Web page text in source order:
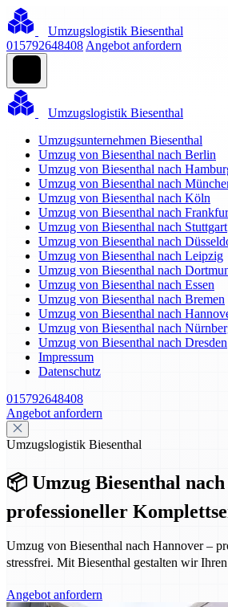
Umzugslogistik Biesenthal
015792648408 Angebot anfordern
Umzugslogistik Biesenthal
Umzugsunternehmen Biesenthal
Umzug von Biesenthal nach Berlin
Umzug von Biesenthal nach
Umzug von Biesenthal nach
Umzug von Biesenthal nach Köln
Umzug von Biesenthal nach
Umzug von Biesenthal nach Stuttgart
Umzug von Biesenthal nach
Umzug von Biesenthal nach Leipzig
Umzug von Biesenthal nach
Umzug von Biesenthal nach Essen
Umzug von Biesenthal nach Bremen
Umzug von Biesenthal nach
Umzug von Biesenthal nach
Umzug von Biesenthal nach Dresden
Impressum
Datenschutz
015792648408
Angebot anfordern
Umzugslogistik Biesenthal
📦 Umzug Biesenthal
professioneller
Umzug von Biesenthal nach Hannover –
stressfrei. Mit Biesenthal gestalten wir
Angebot anfordern